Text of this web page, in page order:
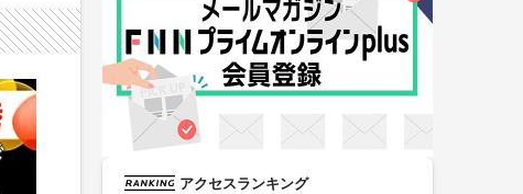
アクセスランキング